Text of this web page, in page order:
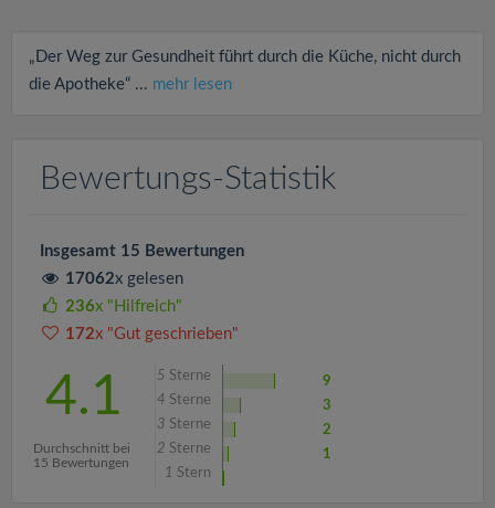
„Der Weg zur Gesundheit führt durch die Küche, nicht durch
die Apotheke“ ... mehr lesen
Bewertungs-Statistik
Insgesamt 15 Bewertungen
17062x gelesen
236x "Hilfreich"
172x "Gut geschrieben"
4.1
Durchschnitt bei
15 Bewertungen
5 Sterne
9
4 Sterne
3
3 Sterne
2
2 Sterne
1
1 Stern
a
o
n